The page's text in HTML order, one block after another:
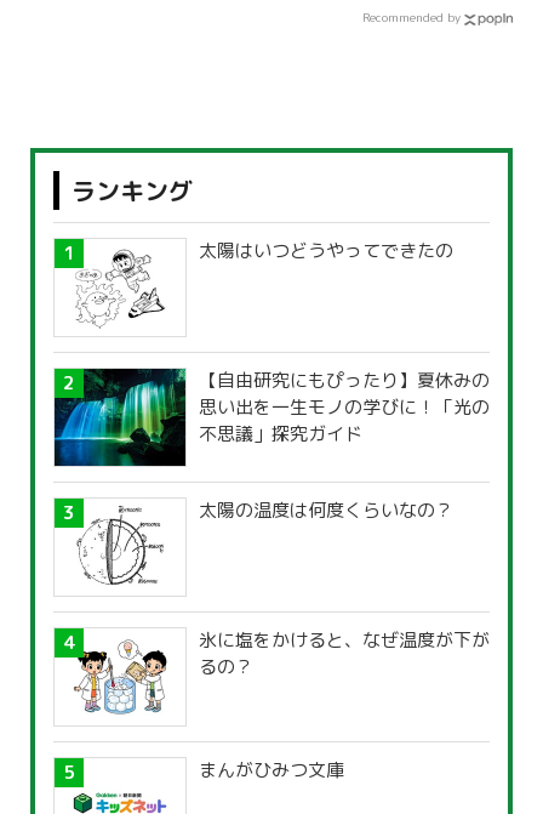
Recommended by
ランキング
太陽はいつどうやってできたの
【自由研究にもぴったり】夏休みの
思い出を一生モノの学びに！「光の
不思議」探究ガイド
太陽の温度は何度くらいなの？
氷に塩をかけると、なぜ温度が下が
るの？
まんがひみつ文庫